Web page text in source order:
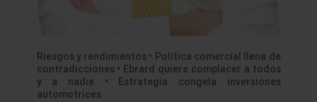
Riesgos y rendimientos • Política comercial llena de
contradicciones • Ebrard quiere complacer a todos
y a nadie • Estrategia congela inversiones
automotrices